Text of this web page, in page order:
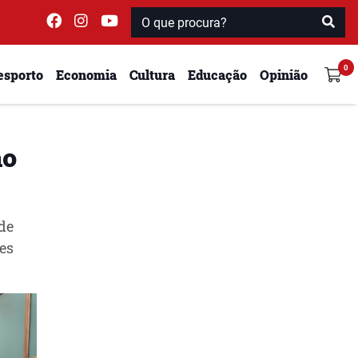
Economia Cultura Educação Opinião